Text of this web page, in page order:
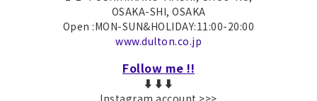
OSAKA-SHI, OSAKA
Open :MON-SUN&HOLIDAY:11:00-20:00
www.dulton.co.jp
Follow me !!
⬇︎⬇︎⬇︎